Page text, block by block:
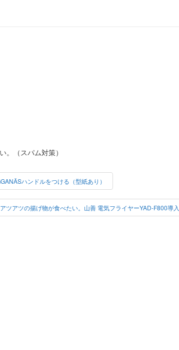
。（スパム対策）
ハンドルをつける（型紙あり）
ツアツの揚げ物が食べたい。山善 電気フライヤーYAD-F800導入